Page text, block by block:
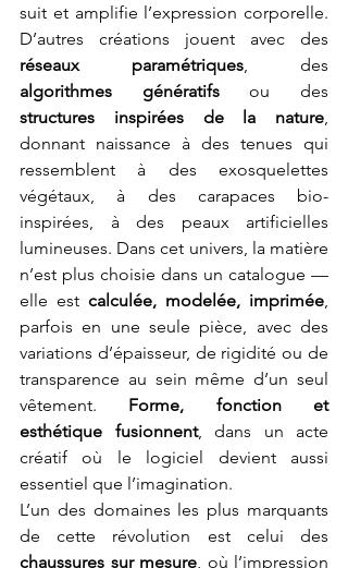
suit et amplifie l’expression corporelle.
réseaux paramétriques
algorithmes génératifs
structures inspirées de la nature
donnant naissance à des tenues qui
ressemblent à des exosquelettes
végétaux, à des carapaces bio-
inspirées, à des peaux artificielles
lumineuses. Dans cet univers, la matière
n’est plus choisie dans un catalogue —
elle est calculée, modelée, imprimée
parfois en une seule pièce, avec des
variations d’épaisseur, de rigidité ou de
transparence au sein même d’un seul
vêtement. Forme, fonction et
esthétique fusionnent, dans un acte
créatif où le logiciel devient aussi
essentiel que l’imagination.
L’un des domaines les plus marquants
chaussures sur mesure , où l’impression